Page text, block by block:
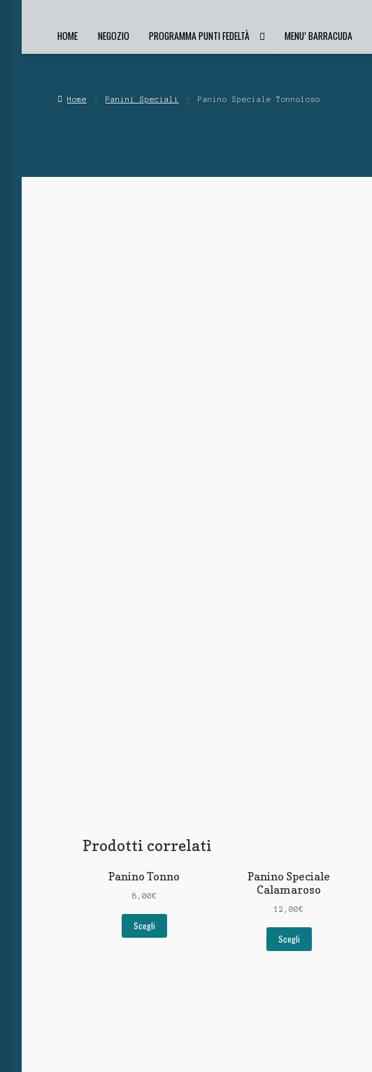
HOME NEGOZIO PROGRAMMA PUNTI FEDELTÀ MENU’ BARRACUDA
Home Panini Speciali Panino Speciale Tonnoloso
Prodotti correlati
Panino Tonno
8,00€
Scegli
Panino Speciale
Calamaroso
12,00€
Scegli